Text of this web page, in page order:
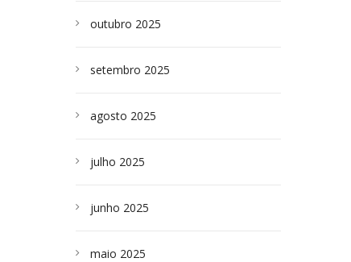
outubro 2025
setembro 2025
agosto 2025
julho 2025
junho 2025
maio 2025